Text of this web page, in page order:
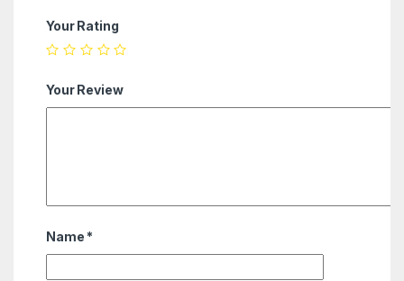
Your Rating
Your Review
Name *